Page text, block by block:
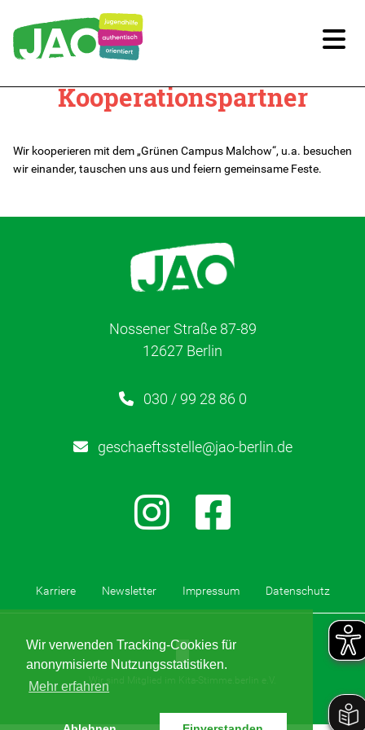
Wir verwenden Tracking-Cookies für
anonymisierte Nutzungsstatistiken.
Mehr erfahren
Unsere Kitas
Kita-Sozialarbeit
Kontakt
Freiwilligendienste
In Schule
Kooperationspartner
Wir kooperieren mit dem „Grünen Campus Malchow“, u.a. besuchen
wir einander, tauschen uns aus und feiern gemeinsame Feste.
Nossener Straße 87-89
12627 Berlin
030 / 99 28 86 0
geschaeftsstelle@jao-berlin.de
Karriere Newsletter Impressum Datenschutz
Wir sind Mitglied im Kita-Stimme.berlin e.V.